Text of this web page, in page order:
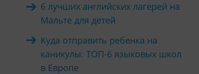
6 лучших английских лагерей на
Мальте для детей
Куда отправить ребенка на
каникулы: ТОП-6 языковых школ
в Европе